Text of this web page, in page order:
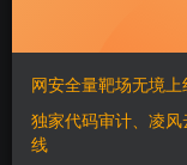
|-- 恶意
|--
|--
|-- 恶意
|-- 黑客
网安全量靶场无境
独家代码审计、凌
线